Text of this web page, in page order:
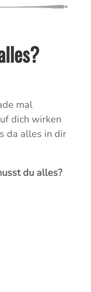
mal
dich wirken
da alles in dir
du alles?